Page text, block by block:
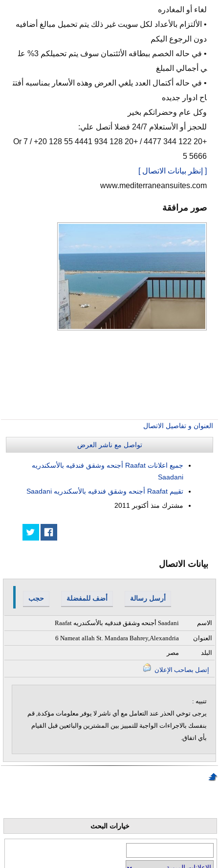
لغاء أو المغادره
• الألتزام بالأعداد لكل سويت غير ذلك يتم تحميل مبالغ أضافيه
دون الرجوع اليكم
• في حاله الخصم ببطاقه الأئئتمان سوف يتم تحميلكم 3% عل
ي أجمالي المبلغ
• في حاله أكتمال العدد يلغي العرض وهذه الأسعار بمناسبه أفتت
اح ادوار جديده
وكل عام وحضراتكم بخير
للحجز أو الأستعلام 24/7 فضلا أتصل علي:
+20 122 344 4477 / +20 128 934 4441 Or 7 / +20 128 55
5 5666
[ إنظر بيانات الاتصال ]
www.mediterraneansuites.com
صور مرافقة
العنوان و تفاصيل الاتصال
تواصل مع ناشر العرض
جميع اعلانات Raafat أجنحه وشقق فندقيه بالأسكندريه
Saadani
تقييم Raafat أجنحه وشقق فندقيه بالأسكندريه Saadani
مشترك منذ أكتوبر 2011
بيانات الاتصال
حجب أضف للمفضلة أرسل رسالة
Raafat أجنحه وشقق فندقيه بالأسكندريه Saadani الاسم
6 Nameat allah St. Mandara Bahrey,Alexandria
العنوان
مصر
البلد
تنبيه :
يرجى توخي الحذر عند التعامل مع أي ناشر لا يوفر معلومات مؤكدة, قم
بنفسك بالاجراءات الواجبة للتمييز بين المشترين والبائعين قبل القيام
بأي اتفاق.
خيارات البحث